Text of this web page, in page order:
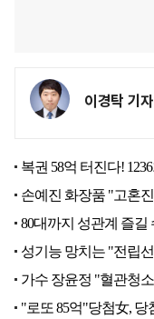
이경탁 기자